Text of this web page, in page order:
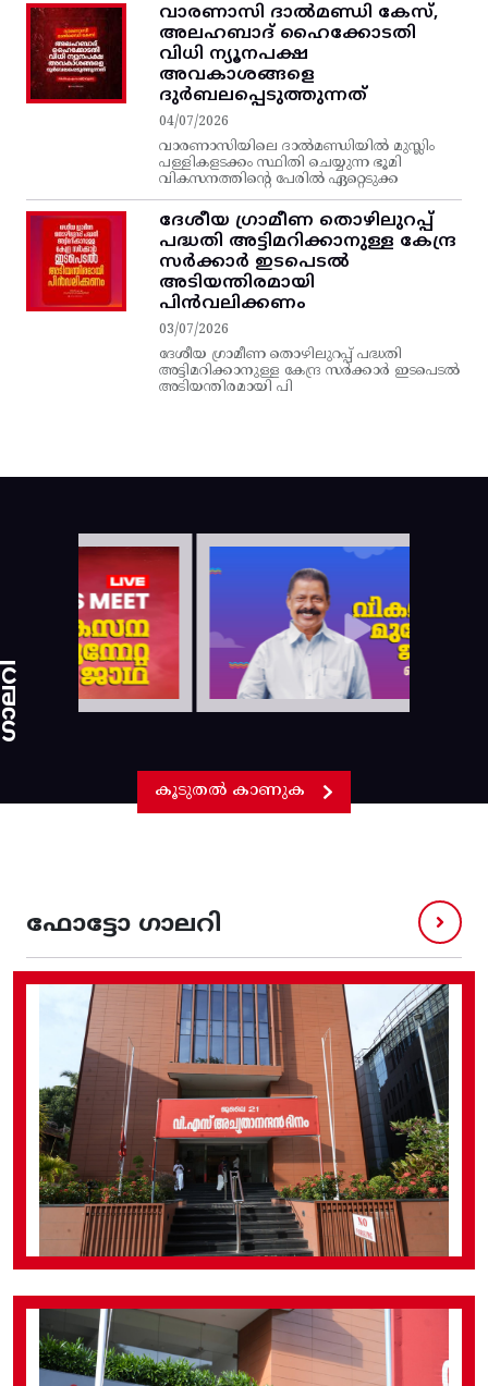
വാരണാസി ദാൽമണ്ഡി കേസ്,
അലഹബാദ് ഹൈക്കോടതി
വിധി ന്യൂനപക്ഷ
അവകാശങ്ങളെ
ദുർബലപ്പെടുത്തുന്നത്
04/07/2026
വാരണാസിയിലെ ദാൽമണ്ഡിയിൽ മുസ്ലിം
പള്ളികളടക്കം സ്ഥിതി ചെയ്യുന്ന ഭൂമി
വികസനത്തിന്റെ പേരിൽ ഏറ്റെടുക്ക
ദേശീയ ഗ്രാമീണ തൊഴിലുറപ്പ്‌
പദ്ധതി അട്ടിമറിക്കാനുള്ള കേന്ദ്ര
സര്‍ക്കാര്‍ ഇടപെടല്‍
അടിയന്തിരമായി
പിന്‍വലിക്കണം
03/07/2026
ദേശീയ ഗ്രാമീണ തൊഴിലുറപ്പ്‌ പദ്ധതി
അട്ടിമറിക്കാനുള്ള കേന്ദ്ര സര്‍ക്കാര്‍ ഇടപെടല്‍
അടിയന്തിരമായി പി
കൂടുതൽ കാണുക
ഫോട്ടോ ഗാലറി